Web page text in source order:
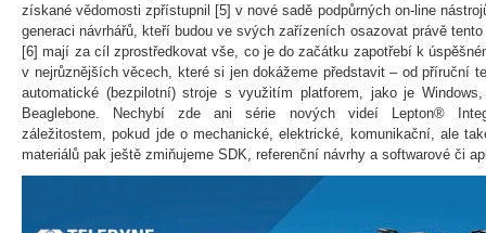
získané vědomosti zpřístupnil [5] v nové sadě podpůrných on-line
generaci návrhářů, kteří budou ve svých zařízeních osazovat právě
[6] mají za cíl zprostředkovat vše, co je do začátku zapotřebí k
v nejrůznějších věcech, které si jen dokážeme představit – od příruční
automatické (bezpilotní) stroje s využitím platforem, jako je
Beaglebone. Nechybí zde ani série nových videí Lepton®
záležitostem, pokud jde o mechanické, elektrické, komunikační, ale
materiálů pak ještě zmiňujeme SDK, referenční návrhy a softwarové či